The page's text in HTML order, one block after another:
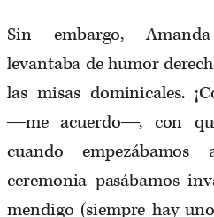
Sin embargo,
levantaba de humor
las misas dominicales.
―me acuerdo―, con
cuando
ceremonia pasábamos
mendigo (siempre hay